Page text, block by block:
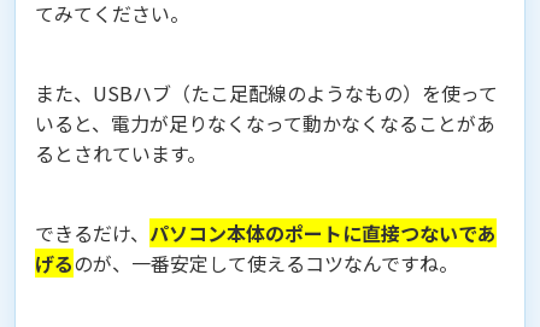
てみてください。
また、USBハブ（たこ足配線のようなもの）を使って
いると、電力が足りなくなって動かなくなることがあ
るとされています。
できるだけ、 パソコン本体のポートに直接つないであ
げるのが、一番安定して使えるコツなんですね。